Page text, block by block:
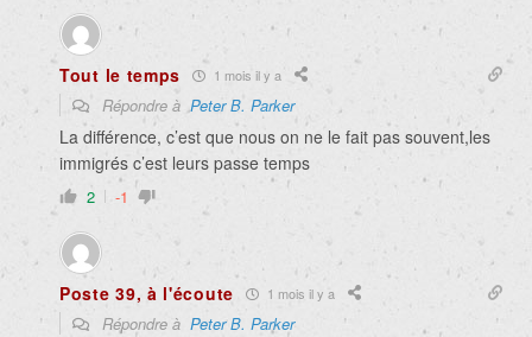
Tout le temps 1 mois il y a
Répondre àPeter B. Parker
La différence, c’est que nous on ne le fait pas souvent,les
immigrés c’est leurs passe temps
2 -1
Poste 39, à l'écoute 1 mois il y a
Répondre à Peter B. Parker